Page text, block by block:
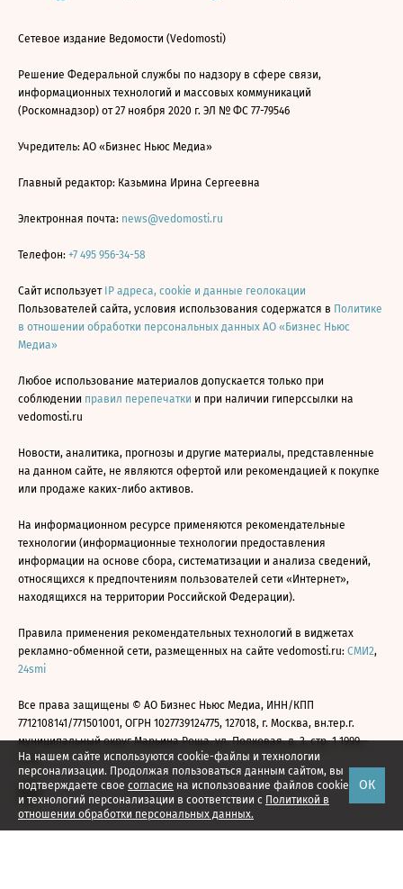
На нашем сайте используются cookie-файлы и технологии
персонализации. Продолжая пользоваться данным сайтом, вы
подтверждаете свое согласие на использование файлов cookie
и технологий персонализации в соответствии с Политикой в
отношении обработки персональных данных.
ОК
Сетевое издание Ведомости (Vedomosti)
Решение Федеральной службы по надзору в сфере связи,
информационных технологий и массовых коммуникаций
(Роскомнадзор) от 27 ноября 2020 г. ЭЛ № ФС 77-79546
Учредитель: АО «Бизнес Ньюс Медиа»
Главный редактор: Казьмина Ирина Сергеевна
Электронная почта: news@vedomosti.ru
Телефон: +7 495 956-34-58
Сайт использует IP адреса, cookie и данные геолокации
Пользователей сайта, условия использования содержатся в Политике
в отношении обработки персональных данных АО «Бизнес Ньюс
Медиа»
Любое использование материалов допускается только при
соблюдении правил перепечатки и при наличии гиперссылки на
vedomosti.ru
Новости, аналитика, прогнозы и другие материалы, представленные
на данном сайте, не являются офертой или рекомендацией к покупке
или продаже каких-либо активов.
На информационном ресурсе применяются рекомендательные
технологии (информационные технологии предоставления
информации на основе сбора, систематизации и анализа сведений,
относящихся к предпочтениям пользователей сети «Интернет»,
находящихся на территории Российской Федерации).
Правила применения рекомендательных технологий в виджетах
рекламно-обменной сети, размещенных на сайте vedomosti.ru: СМИ2,
24smi
Все права защищены © АО Бизнес Ньюс Медиа, ИНН/КПП
7712108141/771501001, ОГРН 1027739124775, 127018, г. Москва, вн.тер.г.
муниципальный округ Марьина Роща, ул. Полковая, д. 3, стр. 1 1999—
2026